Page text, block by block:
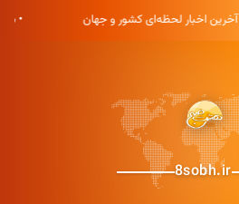
• آخرین اخبار لحظه‌ای کشور و جهان •
8sobh.ir